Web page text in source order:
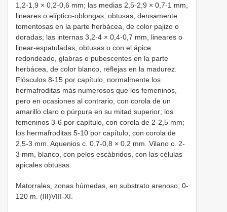
1,2-1,9 × 0,2-0,6 mm; las medias 2,5-2,9 × 0,7-1 mm,
lineares o elíptico-oblongas, obtusas, densamente
tomentosas en la parte herbácea, de color pajizo o
doradas; las internas 3,2-4 × 0,4-0,7 mm, lineares o
linear-espatuladas, obtusas o con el ápice
redondeado, glabras o pubescentes en la parte
herbácea, de color blanco, reflejas en la madurez.
Flósculos 8-15 por capítulo, normalmente los
hermafroditas más numerosos que los femeninos,
pero en ocasiones al contrario, con corola de un
amarillo claro o púrpura en su mitad superior; los
femeninos 3-6 por capítulo, con corola de 2-2,5 mm;
los hermafroditas 5-10 por capítulo, con corola de
2,5-3 mm. Aquenios c. 0,7-0,8 × 0,2 mm. Vilano c. 2-
3 mm, blanco, con pelos escábridos, con las células
apicales obtusas.
Matorrales, zonas húmedas, en substrato arenoso; 0-
120 m. (III)VIII-XI.